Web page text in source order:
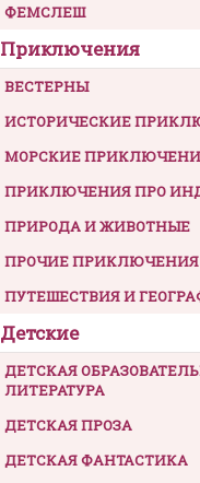
ФЕМСЛЕШ
Приключения
ВЕСТЕРНЫ
ИСТОРИЧЕСКИЕ
МОРСКИЕ
ПРИКЛЮЧЕНИЯ ПРО
ПРИРОДА И ЖИВОТНЫЕ
ПРОЧИЕ ПРИКЛЮЧЕНИЯ
ПУТЕШЕСТВИЯ И
Детские
ДЕТСКАЯ
ЛИТЕРАТУРА
ДЕТСКАЯ ПРОЗА
ДЕТСКАЯ ФАНТАСТИКА